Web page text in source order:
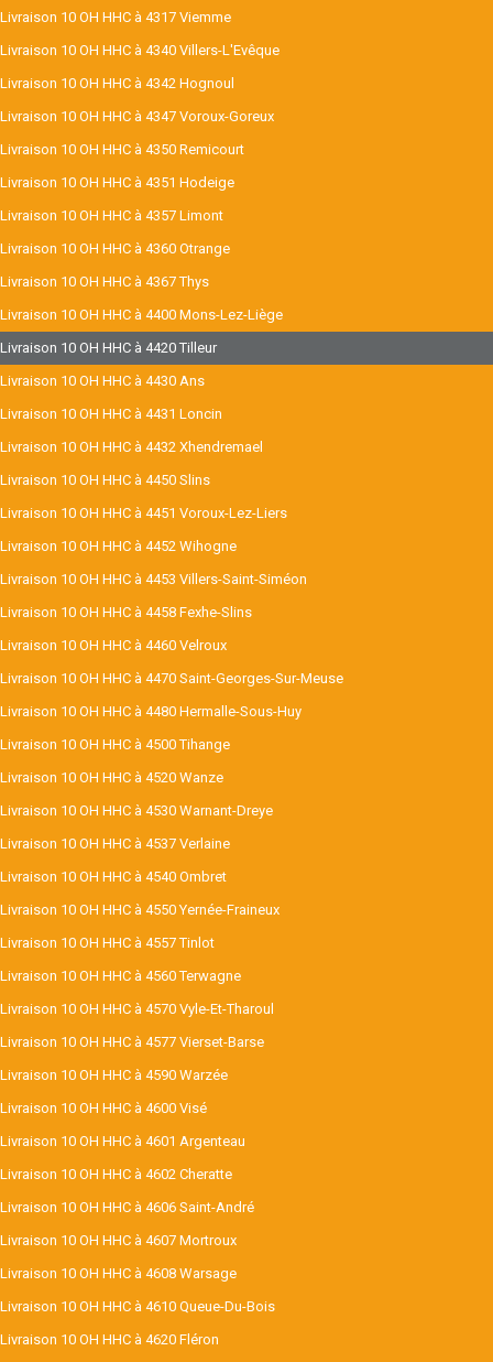
Livraison 10 OH HHC à 4317 Viemme
Livraison 10 OH HHC à 4340 Villers-L'Evêque
Livraison 10 OH HHC à 4342 Hognoul
Livraison 10 OH HHC à 4347 Voroux-Goreux
Livraison 10 OH HHC à 4350 Remicourt
Livraison 10 OH HHC à 4351 Hodeige
Livraison 10 OH HHC à 4357 Limont
Livraison 10 OH HHC à 4360 Otrange
Livraison 10 OH HHC à 4367 Thys
Livraison 10 OH HHC à 4400 Mons-Lez-Liège
Livraison 10 OH HHC à 4420 Tilleur
Livraison 10 OH HHC à 4430 Ans
Livraison 10 OH HHC à 4431 Loncin
Livraison 10 OH HHC à 4432 Xhendremael
Livraison 10 OH HHC à 4450 Slins
Livraison 10 OH HHC à 4451 Voroux-Lez-Liers
Livraison 10 OH HHC à 4452 Wihogne
Livraison 10 OH HHC à 4453 Villers-Saint-Siméon
Livraison 10 OH HHC à 4458 Fexhe-Slins
Livraison 10 OH HHC à 4460 Velroux
Livraison 10 OH HHC à 4470 Saint-Georges-Sur-Meuse
Livraison 10 OH HHC à 4480 Hermalle-Sous-Huy
Livraison 10 OH HHC à 4500 Tihange
Livraison 10 OH HHC à 4520 Wanze
Livraison 10 OH HHC à 4530 Warnant-Dreye
Livraison 10 OH HHC à 4537 Verlaine
Livraison 10 OH HHC à 4540 Ombret
Livraison 10 OH HHC à 4550 Yernée-Fraineux
Livraison 10 OH HHC à 4557 Tinlot
Livraison 10 OH HHC à 4560 Terwagne
Livraison 10 OH HHC à 4570 Vyle-Et-Tharoul
Livraison 10 OH HHC à 4577 Vierset-Barse
Livraison 10 OH HHC à 4590 Warzée
Livraison 10 OH HHC à 4600 Visé
Livraison 10 OH HHC à 4601 Argenteau
Livraison 10 OH HHC à 4602 Cheratte
Livraison 10 OH HHC à 4606 Saint-André
Livraison 10 OH HHC à 4607 Mortroux
Livraison 10 OH HHC à 4608 Warsage
Livraison 10 OH HHC à 4610 Queue-Du-Bois
Livraison 10 OH HHC à 4620 Fléron